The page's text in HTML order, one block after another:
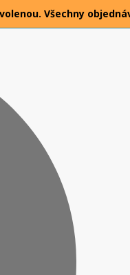
Všechny